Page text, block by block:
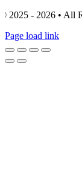
© 2025 - 2026 • All
Page load link